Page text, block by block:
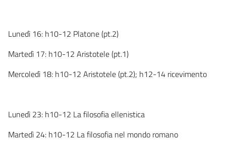
Lunedì 16: h10-12 Platone (pt.2)
Martedì 17: h10-12 Aristotele (pt.1)
Mercoledì 18: h10-12 Aristotele (pt.2); h12-14 ricevimento
Lunedì 23: h10-12 La filosofia ellenistica
Martedì 24: h10-12 La filosofia nel mondo romano